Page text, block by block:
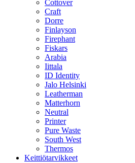
Cottover
Craft
Dorre
Finlayson
Firephant
Fiskars
Arabia
Iittala
ID Identity
Jalo Helsinki
Leatherman
Matterhorn
Neutral
Printer
Pure Waste
South West
Thermos
Keittiötarvikkeet